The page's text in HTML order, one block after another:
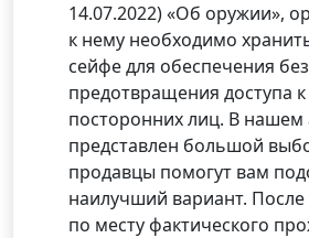
14.07.2022) «Об оружии»,
к нему необходимо
сейфе для обеспечения
предотвращения доступа
посторонних лиц. В нашем
представлен большой
продавцы помогут вам
наилучший вариант. После
по месту фактического